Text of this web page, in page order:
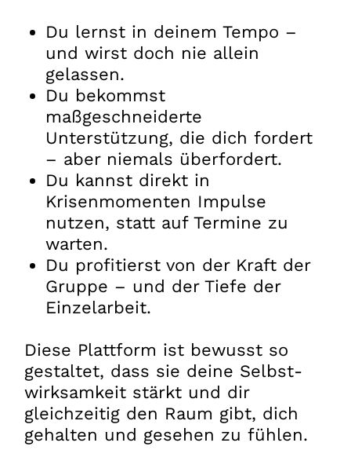
Du lernst in deinem Tempo –
und wirst doch nie allein
gelassen.
Du bekommst
maßgeschneiderte
Unterstützung, die dich fordert
– aber niemals überfordert.
Du kannst direkt in
Krisenmomenten Impulse
nutzen, statt auf Termine zu
warten.
Du profitierst von der Kraft der
Gruppe – und der Tiefe der
Einzelarbeit.
Diese Plattform ist bewusst so
gestaltet, dass sie deine Selbst­
wirksamkeit stärkt und dir
gleichzeitig den Raum gibt, dich
gehalten und gesehen zu fühlen.